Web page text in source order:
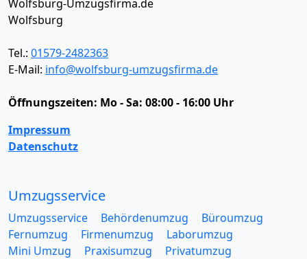
Wolfsburg-Umzugsfirma.de
Wolfsburg
Tel.: 01579-2482363
E-Mail: info@wolfsburg-umzugsfirma.de
Öffnungszeiten: Mo - Sa: 08:00 - 16:00 Uhr
Impressum
Datenschutz
Umzugsservice
Umzugsservice Behördenumzug
Büroumzug
Fernumzug
Firmenumzug
Laborumzug
Mini Umzug
Praxisumzug
Privatumzug